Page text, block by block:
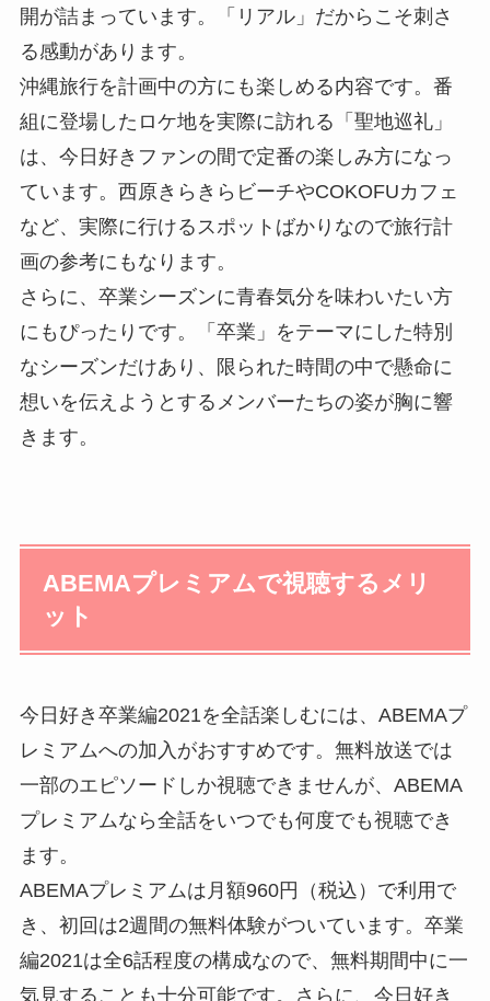
開が詰まっています。「リアル」だからこそ刺さ
る感動があります。
沖縄旅行を計画中の方にも楽しめる内容です。番
組に登場したロケ地を実際に訪れる「聖地巡礼」
は、今日好きファンの間で定番の楽しみ方になっ
ています。西原きらきらビーチやCOKOFUカフェ
など、実際に行けるスポットばかりなので旅行計
画の参考にもなります。
さらに、卒業シーズンに青春気分を味わいたい方
にもぴったりです。「卒業」をテーマにした特別
なシーズンだけあり、限られた時間の中で懸命に
想いを伝えようとするメンバーたちの姿が胸に響
きます。
ABEMAプレミアムで視聴するメリ
ット
今日好き卒業編2021を全話楽しむには、ABEMAプ
レミアムへの加入がおすすめです。無料放送では
一部のエピソードしか視聴できませんが、ABEMA
プレミアムなら全話をいつでも何度でも視聴でき
ます。
ABEMAプレミアムは月額960円（税込）で利用で
き、初回は2週間の無料体験がついています。卒業
編2021は全6話程度の構成なので、無料期間中に一
気見することも十分可能です。さらに、今日好き